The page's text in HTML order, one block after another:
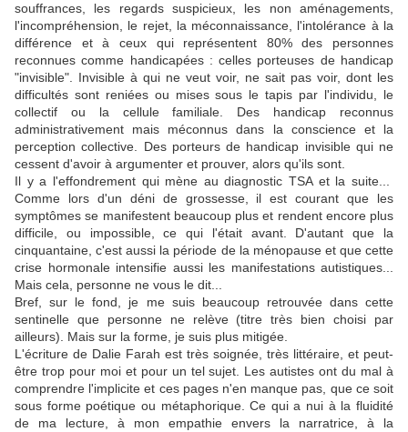
souffrances, les regards suspicieux, les non aménagements,
l'incompréhension, le rejet, la méconnaissance, l'intolérance à la
différence et à ceux qui représentent 80% des personnes
reconnues comme handicapées : celles porteuses de handicap
"invisible". Invisible à qui ne veut voir, ne sait pas voir, dont les
difficultés sont reniées ou mises sous le tapis par l'individu, le
collectif ou la cellule familiale. Des handicap reconnus
administrativement mais méconnus dans la conscience et la
perception collective. Des porteurs de handicap invisible qui ne
cessent d'avoir à argumenter et prouver, alors qu'ils sont.
Il y a l'effondrement qui mène au diagnostic TSA et la suite...
Comme lors d'un déni de grossesse, il est courant que les
symptômes se manifestent beaucoup plus et rendent encore plus
difficile, ou impossible, ce qui l'était avant. D'autant que la
cinquantaine, c'est aussi la période de la ménopause et que cette
crise hormonale intensifie aussi les manifestations autistiques...
Mais cela, personne ne vous le dit...
Bref, sur le fond, je me suis beaucoup retrouvée dans cette
sentinelle que personne ne relève (titre très bien choisi par
ailleurs). Mais sur la forme, je suis plus mitigée.
L'écriture de Dalie Farah est très soignée, très littéraire, et peut-
être trop pour moi et pour un tel sujet. Les autistes ont du mal à
comprendre l'implicite et ces pages n'en manque pas, que ce soit
sous forme poétique ou métaphorique. Ce qui a nui à la fluidité
de ma lecture, à mon empathie envers la narratrice, à la